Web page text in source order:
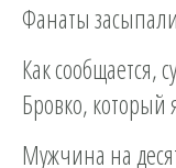
Фанаты
Как сообщается,
Бровко, который
Мужчина на